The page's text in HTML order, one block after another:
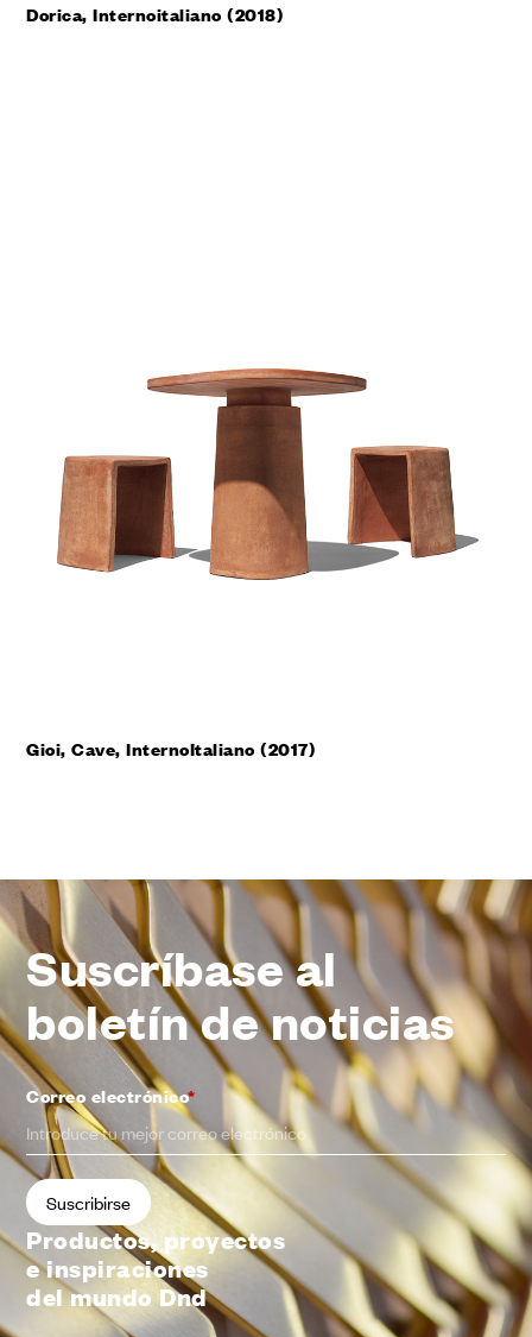
Dorica, Internoitaliano (2018)
Gioi, Cave, InternoItaliano (2017)
Suscríbase al
boletín de noticias
Correo electrónico*
Productos, proyectos
e inspiraciones
del mundo Dnd